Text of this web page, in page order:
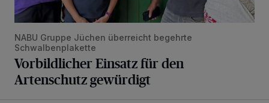
NABU Gruppe Jüchen überreicht begehrte
Schwalbenplakette
Vorbildlicher Einsatz für den
Artenschutz gewürdigt